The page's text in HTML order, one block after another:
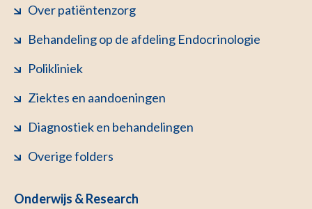
Over patiëntenzorg
Behandeling op de afdeling Endocrinologie
Polikliniek
Ziektes en aandoeningen
Diagnostiek en behandelingen
Overige folders
Onderwijs & Research